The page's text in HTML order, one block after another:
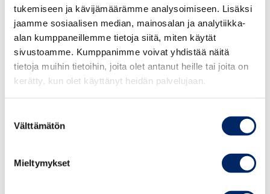
tukemiseen ja kävijämäärämme analysoimiseen. Lisäksi
jaamme sosiaalisen median, mainosalan ja analytiikka-
alan kumppaneillemme tietoja siitä, miten käytät
sivustoamme. Kumppanimme voivat yhdistää näitä
tietoja muihin tietoihin, joita olet antanut heille tai joita on
kerätty, kun olet käyttänyt heidän palvelujaan.
valinta
Välttämätön
Mieltymykset
Employee of the Year Medal of Merit
The Employee of the Year Medal of Merit is awarded for
distinguished work to promote the success of the
company or the well-being of the work community.
APPLY FOR A MEDAL OF MERIT